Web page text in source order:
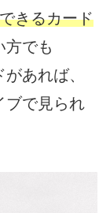
きるカード
方でも
あれば、
ブで見られ